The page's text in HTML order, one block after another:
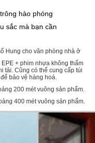
hào phóng
sắc mà bạn cần
Hung cho văn phòng nhà ở
+ phim nhựa không thấm
tải. Cũng có thể cung cấp túi
bảo vệ hàng hoá.
200 mét vuông sản phẩm.
400 mét vuông sản phẩm.